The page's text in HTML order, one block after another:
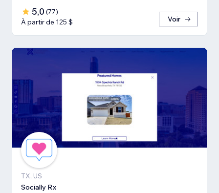
5,0 (77)
À partir de 125 $
Voir
TX, US
Socially Rx